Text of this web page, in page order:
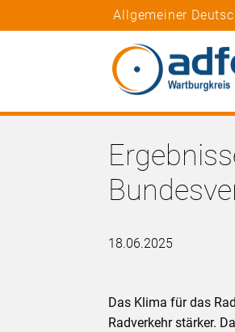
Allgemeiner
18.06.2025
Das Klima für das
Radverkehr stärker.